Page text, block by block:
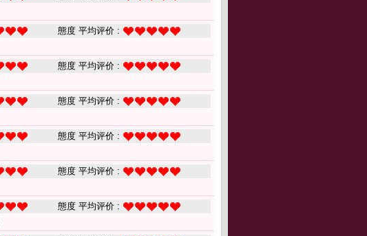
態度 平均评价 :
態度 平均评价 :
態度 平均评价 :
態度 平均评价 :
態度 平均评价 :
態度 平均评价 :